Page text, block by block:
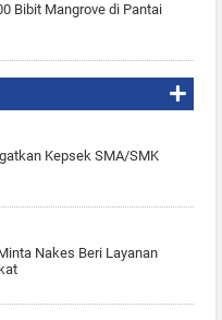
Bibit Mangrove di Pantai
Kepsek SMA/SMK
Nakes Beri Layanan